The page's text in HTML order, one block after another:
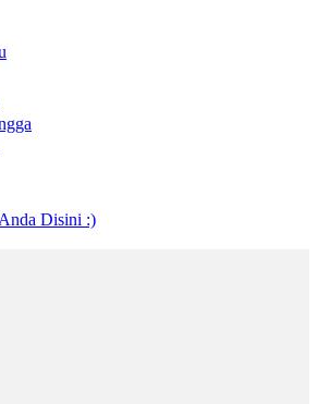
Disini :)